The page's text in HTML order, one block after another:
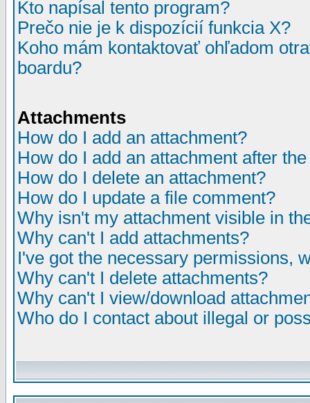
Kto napísal tento program?
Prečo nie je k dispozícií funkcia X?
Koho mám kontaktovať ohľadom
boardu?
Attachments
How do I add an attachment?
How do I add an attachment after
How do I delete an attachment?
How do I update a file comment?
Why isn't my attachment visible in
Why can't I add attachments?
I've got the necessary permissions,
Why can't I delete attachments?
Why can't I view/download
Who do I contact about illegal or